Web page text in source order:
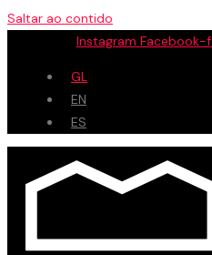
Saltar ao contido
Instagram Facebook-f
GL
EN
ES